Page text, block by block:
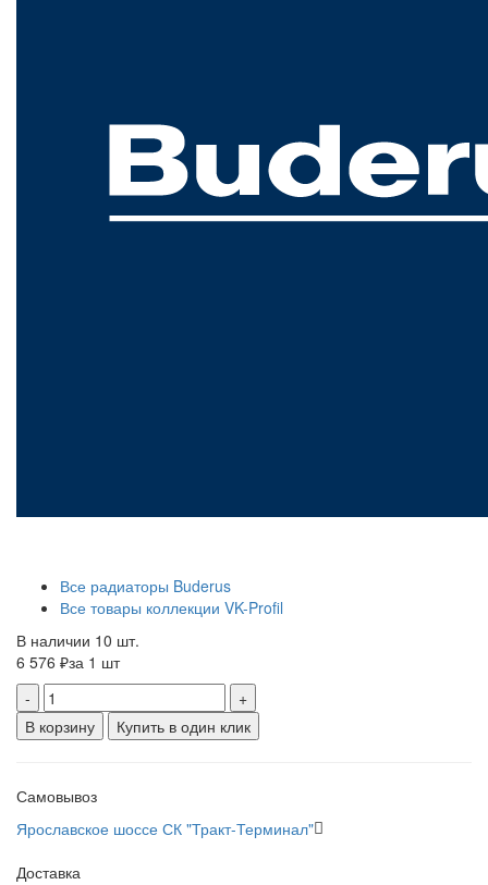
Все радиаторы Buderus
Все товары коллекции VK-Profil
В наличии 10 шт.
6 576 ₽за 1 шт
-
+
В корзину
Купить в один клик
Самовывоз
Ярославское шоссе СК "Тракт-Терминал"
Доставка